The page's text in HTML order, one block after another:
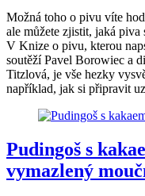
Možná toho o pivu víte
ale můžete zjistit, jaká
V Knize o pivu, kterou
soutěží Pavel Borowiec a
Titzlová, je vše hezky
například, jak si připravit
Pudingoš s
vymazlený